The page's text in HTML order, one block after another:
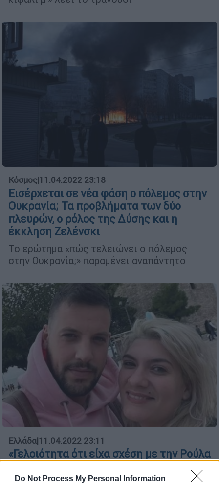
Do Not Process My Personal Information
Κόσμος|11.04.2022 23:18
Εισέρχεται σε νέα φάση ο πόλεμος στην
Ουκρανία; Τα προβλήματα των δύο
πλευρών, ο ρόλος της Δύσης και η
έκκληση Ζελένσκι
Το ερώτημα «πώς τελειώνει ο πόλεμος
στην Ουκρανία;» παραμένει αναπάντητο
Ελλάδα|11.04.2022 23:11
«Γελοιότητα ότι είχα σχέση με την Ρούλα
Πισπιρίγκου» λέει ο νονός της Μαλένας
Ο ψαράς κουμπάρος της οικογένειας